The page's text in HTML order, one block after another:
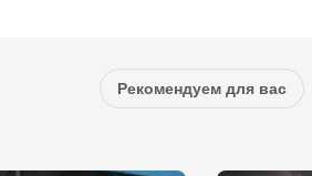
Рекомендуем для вас